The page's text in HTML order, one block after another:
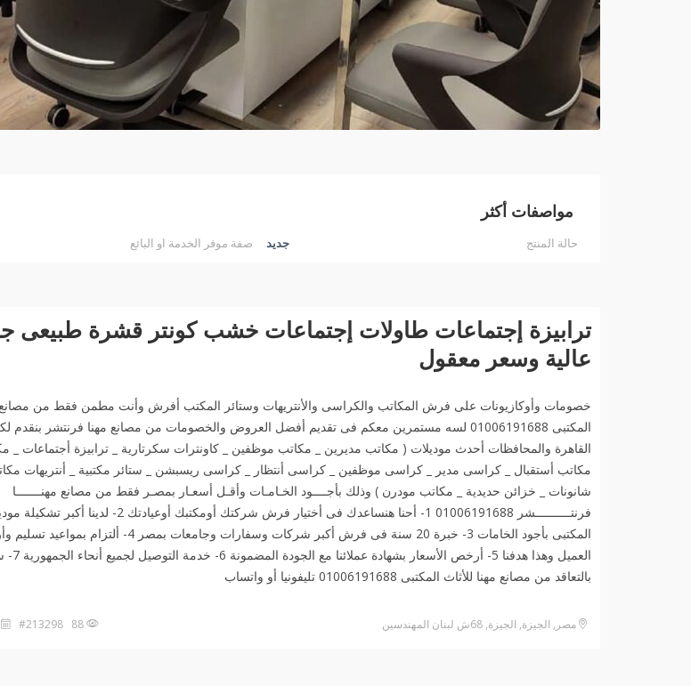
مواصفات أكثر
حالة المنتج جديد صفة موفر الخدمة او البائع
ترابيزة إجتماعات طاولات إجتماعات خشب كونتر قشرة طبيعى
عالية وسعر معقول
خصومات وأوكازيونات على فرش المكاتب والكراسى والأنتريهات وستائر المكتب أفرش وأنت مطمن فقط من مصانع
المكتبى 01006191688 لسه مستمرين معكم فى تقديم أفضل العروض والخصومات من مصانع مهنا فرنتشر بنقدم
القاهرة والمحافظات أحدث موديلات ( مكاتب مديرين _ مكاتب موظفين _ كاونترات سكرتارية _ ترابيزة أجتماعات _
مكاتب أستقبال _ كراسى مدير _ كراسى موظفين _ كراسى أنتظار _ كراسى ريسبشن _ ستائر مكتبية _ أنتريهات
شانونات _ خزائن حديدية _ مكاتب مودرن ) وذلك بأجــــود الخـامـات وأقـل أسعـار بمصـر فقط من مصانع مهنـــــــا
فرنتــــــــــشر 01006191688 1- أحنا هنساعدك فى أختيار فرش شركتك أومكتبك
المكتبى بأجود الخامات 3- خبرة 20 سنة فى فرش أكبر شركات وسفارات وجامعات بمصر 4- ألتزام
العميل وهذا هدفنا 5- أرخص
بالتعاقد من مصانع مهنا للأثاث المكتبى 01006191688 تليفونيا أو واتساب️
مصر, الجيزة, الجيزة, 68ش لبنان المهندسين